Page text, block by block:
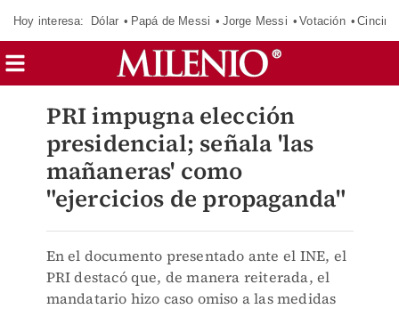
Hoy interesa: Dólar Papá de Messi Jorge Messi Votación
PRI impugna elección
presidencial; señala 'las
mañaneras' como
"ejercicios de propaganda"
En el documento presentado ante el INE, el
PRI destacó que, de manera reiterada, el
mandatario hizo caso omiso a las medidas